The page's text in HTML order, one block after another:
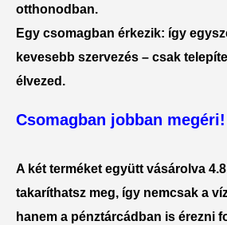
otthonodban.
Egy csomagban érkezik: így
kevesebb szervezés – csak
élvezed.
Csomagban jobban megéri!
A két terméket együtt vásárolva
takaríthatsz meg, így nemcsak a
hanem a pénztárcádban is érezni